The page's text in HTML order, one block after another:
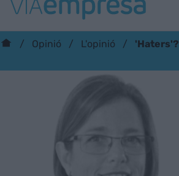
Opinió L'opinió 'Haters'?